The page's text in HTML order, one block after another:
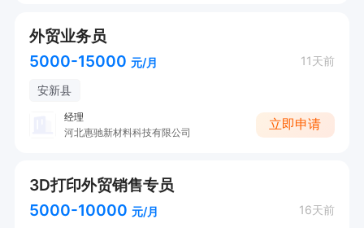
外贸业务员
5000-15000 元/月 11天前
安新县
经理
河北惠驰新材料科技有限公司
立即申请
3D打印外贸销售专员
5000-10000 元/月 16天前